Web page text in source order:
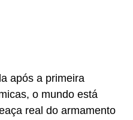
após a primeira
o mundo está
real do armamento